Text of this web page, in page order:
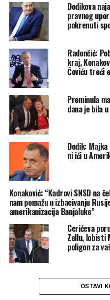
14 glasova. Pokret za
delegata”
, pojašnjava
delegat” pripasti onom ko
“Brojke su jasne”
Prema njegovom mišljenju,
ponudi svoju listu, Dodikova
“Dodiku, dakle, ne trebaju
Dovoljno je da oni glasaju
suzdržani i Dodik dobija
godine blokade države”,
napominjući kako je jedini
četvrtog delegata taj da
glasaju za jednu listu, koja bi
Dodikovu listu.
“Nakon izgovora i spinova,
objavio je na Twitteru uz
Nakon
ostaju
vu
Dodikova
pravnog
pokrenuti
Radončić:
kraj,
Čoviću treći
Preminula
dana je bila
Dodik:
ni ići u
Konaković: “Kadrovi SNSD na
nam pomažu u izbacivanju
amerikanizacija Banjaluke”
Cerićeva
Zellu, lobisti
poligon za
OSTAVI